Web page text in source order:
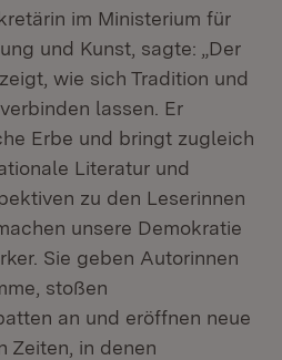
im Ministerium für
und Kunst, sagte: „Der
wie sich Tradition und
lassen. Er
Erbe und bringt zugleich
Literatur und
zu den Leserinnen
unsere Demokratie
Sie geben Autorinnen
stoßen
an und eröffnen neue
Zeiten, in denen